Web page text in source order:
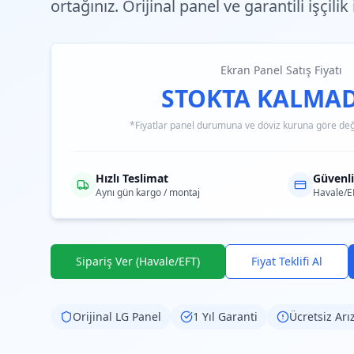
ortağınız. Orijinal panel ve garantili
Ekran Panel Satış Fiyatı
STOKTA
*Fiyatlar panel durumuna ve döviz kuruna göre
Hızlı Teslimat
Aynı gün kargo / montaj Havale/
Sipariş Ver (Havale/EFT) Fiyat Teklifi Al
Orijinal LG Panel 1 Yıl Garanti Ücretsiz